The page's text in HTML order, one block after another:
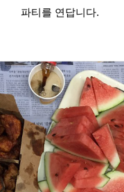
파티를 연답니다.